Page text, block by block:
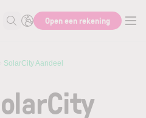
Zoek naar informatie
Open een rekening
SolarCity Aandeel